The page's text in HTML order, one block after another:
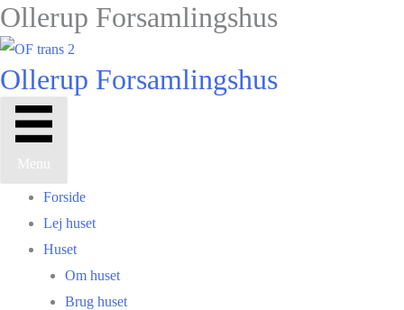
Gå
til
Ollerup Forsamlingshus
Ollerup Forsamlingshus
Menu
Forside
Lej huset
Huset
Om huset
Brug huset